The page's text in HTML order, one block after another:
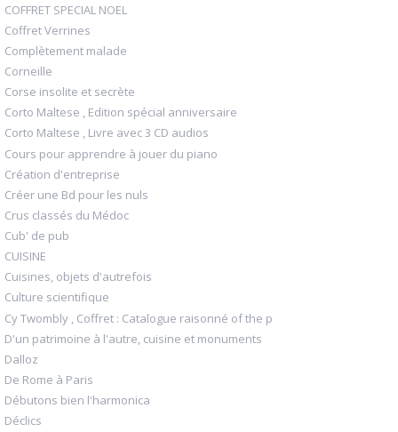
COFFRET SPECIAL NOEL
Coffret Verrines
Complètement malade
Corneille
Corse insolite et secrète
Corto Maltese , Edition spécial anniversaire
Corto Maltese , Livre avec 3 CD audios
Cours pour apprendre à jouer du piano
Création d'entreprise
Créer une Bd pour les nuls
Crus classés du Médoc
Cub' de pub
CUISINE
Cuisines, objets d'autrefois
Culture scientifique
Cy Twombly , Coffret : Catalogue raisonné of the p
D'un patrimoine à l'autre, cuisine et monuments
Dalloz
De Rome à Paris
Débutons bien l'harmonica
Déclics